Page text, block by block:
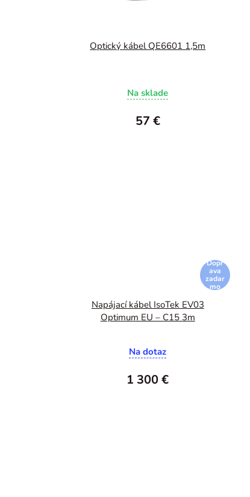
Optický kábel QE6601 1,5m
Na sklade
57 €
Dopr
ava
zadar
mo
Napájací kábel IsoTek EV03
Optimum EU – C15 3m
Na dotaz
1 300 €